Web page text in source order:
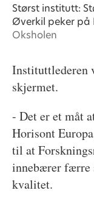
Størst institutt:
Øverkil peker på
Oksholen
Instituttlederen
skjermet.
- Det er et måt
Horisont
til at
innebærer færre
kvalitet.